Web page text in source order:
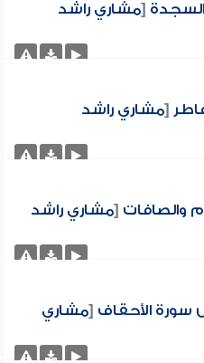
[مشاري راشد
[مشاري راشد
والصافات [مشاري راشد
الأحقاف [مشاري